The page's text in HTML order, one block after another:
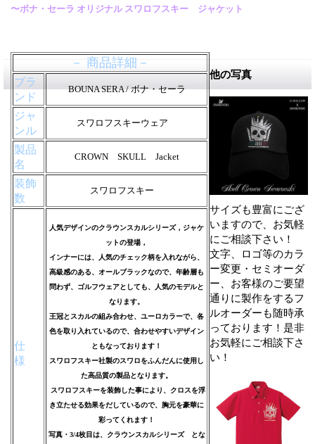
〜ボナ・セーラ オリジナル スワロフスキー ジャケット
－ 商品詳細－
ブラ
ンド
BOUNA SERA / ボナ・セーラ
ジャ
ンル
スワロフスキーウェア
製品
名
CROWN SKULL Jacket
装飾
数
スワロフスキー
仕
様
人気デザインのクラウンスカルシリーズ，ジャケ
ットの登場，
インナーには、人気のチェック柄を入れながら、
高級感のある、オールブラックなので、年齢層も
問わず、ゴルフウェアとしても、人気のモデルと
なります。
王冠とスカルの組み合わせ、ユーロカラーで、各
色を取り入れているので、合わせやすいデザイン
ともなっております！
スワロフスキー社製のスワロをふんだんに使用し
た高品質の製品となります。
スワロフスキーを装飾した事により、クロスを浮
き立たせる効果をだしているので、胸元を豪華に
彩ってくれます！
写真・3/4枚目は、クラウンスカルシリーズ とな
他の写真
サイズも豊富にござ
いますので、お気軽
にご相談下さい！
文字、ロゴ等のカラ
ー変更・セミオーダ
ー、お客様のご要望
通りに製作をするフ
ルオーダーも随時承
っております！是非
お気軽にご相談下さ
い！